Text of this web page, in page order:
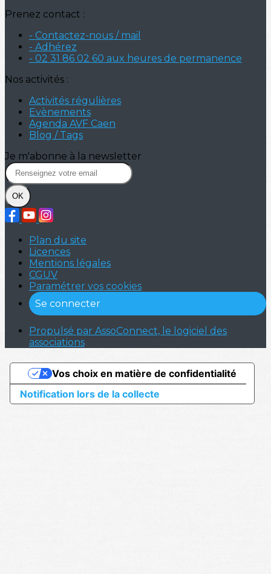
Prenez contact :
- Contactez-nous / mail
- Adhérez
- 02 31 86 02 60 aux heures de permanence
Nos activités :
Activités régulières
Evènements
Agenda AVF Caen
Blog / Tags
Je m'abonne à la newsletter
OK
Plan du site
Licences
Mentions légales
CGUV
Paramétrer vos cookies
Se connecter
Propulsé par AssoConnect, le logiciel des
associations
Notification lors de la collecte
Vos choix en matière de confidentialité